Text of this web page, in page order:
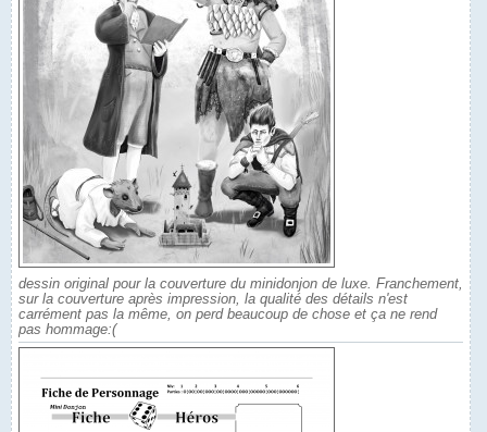
dessin original pour la couverture du minidonjon de luxe. Franchement,
sur la couverture après impression, la qualité des détails n'est
carrément pas la même, on perd beaucoup de chose et ça ne rend
pas hommage:(